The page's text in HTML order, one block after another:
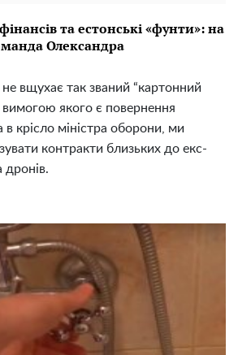
та естонські «фунти»: на
Олександра
не вщухає так званий “картонний
якого є повернення
крісло міністра оборони, ми
контракти близьких до екс-
дронів.